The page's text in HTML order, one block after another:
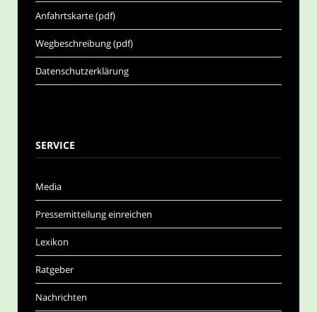
Anfahrtskarte (pdf)
Wegbeschreibung (pdf)
Datenschutzerklärung
SERVICE
Media
Pressemitteilung einreichen
Lexikon
Ratgeber
Nachrichten